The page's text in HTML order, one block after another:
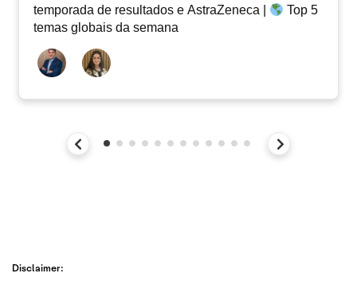
temporada de resultados e AstraZeneca |
Top 5
temas globais da semana
Disclaimer: